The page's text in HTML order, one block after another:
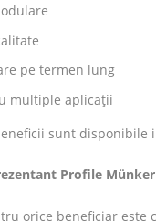
pe termen lung
multiple aplicații
sunt
Profile
orice beneficiar